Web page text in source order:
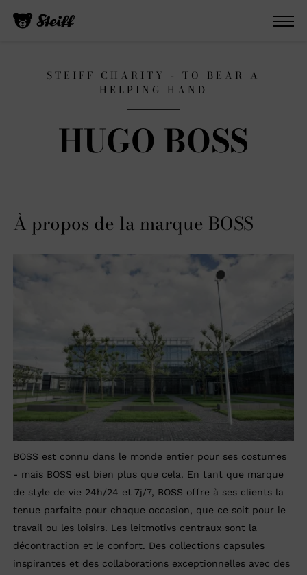
STEIFF CHARITY - TO BEAR A
HELPING HAND
HUGO BOSS
À propos de la marque BOSS
BOSS est connu dans le monde entier pour ses costumes
- mais BOSS est bien plus que cela. En tant que marque
de style de vie 24h/24 et 7j/7, BOSS offre à ses clients la
tenue parfaite pour chaque occasion, que ce soit pour le
travail ou les loisirs. Les leitmotivs centraux sont la
décontraction et le confort. Des collections capsules
inspirantes et des collaborations exceptionnelles avec des